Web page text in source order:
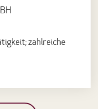
zahlreiche